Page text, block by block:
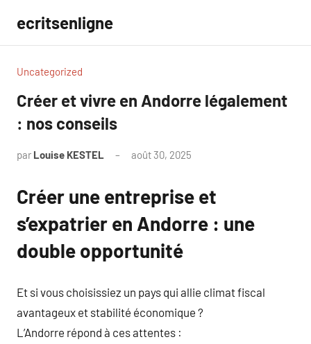
contenu
ecritsenligne
Uncategorized
Créer et vivre en Andorre légalement
: nos conseils
par Louise KESTEL août 30, 2025
Créer une entreprise et
s’expatrier en Andorre : une
double opportunité
Et si vous choisissiez un pays qui allie climat fiscal
avantageux et stabilité économique ?
L’Andorre répond à ces attentes :